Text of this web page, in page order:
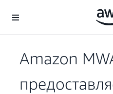
Перейти к главному контенту
Amazon